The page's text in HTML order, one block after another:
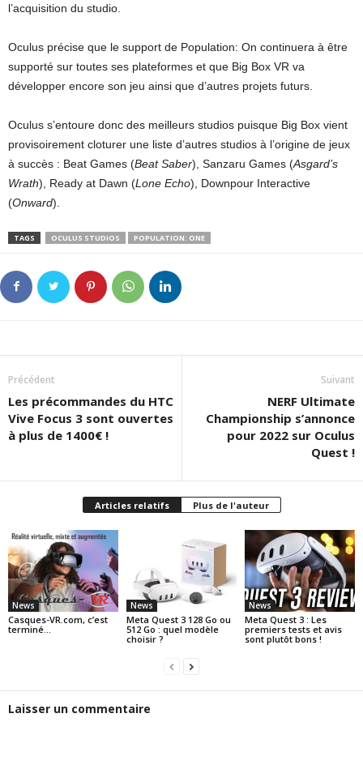
l’acquisition du studio.
Oculus précise que le support de Population: On continuera à être
supporté sur toutes ses plateformes et que Big Box VR va
développer encore son jeu ainsi que d’autres projets futurs.
Oculus s’entoure donc des meilleurs studios puisque Big Box vient
provisoirement cloturer une liste d’autres studios à l’origine de jeux
à succès : Beat Games (Beat Saber), Sanzaru Games (Asgard’s
Wrath), Ready at Dawn (Lone Echo), Downpour Interactive
(Onward).
TAGS OCULUS STUDIOS POPULATION: ONE
Précédent
Les précommandes du HTC
Vive Focus 3 sont ouvertes
à plus de 1400€ !
Suivant
NERF Ultimate
Championship s’annonce
pour 2022 sur Oculus
Quest !
Articles relatifs Plus de l'auteur
News
Casques-VR.com, c’est
terminé…
News
Meta Quest 3 128 Go ou
512 Go : quel modèle
choisir ?
News
Meta Quest 3 : Les
premiers tests et avis
sont plutôt bons !
Laisser un commentaire